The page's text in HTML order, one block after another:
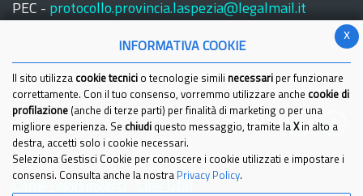
PEC - protocollo.provincia.laspezia@legalmail.it
Seguici su:
x
INFORMATIVA COOKIE
Il sito utilizza cookie tecnici o tecnologie simili necessari per funzionare
correttamente. Con il tuo consenso, vorremmo utilizzare anche cookie di
profilazione (anche di terze parti) per finalità di marketing o per una
migliore esperienza. Se chiudi questo messaggio, tramite la Xin alto a
destra, accetti solo i cookie necessari.
Seleziona Gestisci Cookie per conoscere i cookie utilizzati e impostare i
consensi. Consulta anche la nostra Privacy Policy.